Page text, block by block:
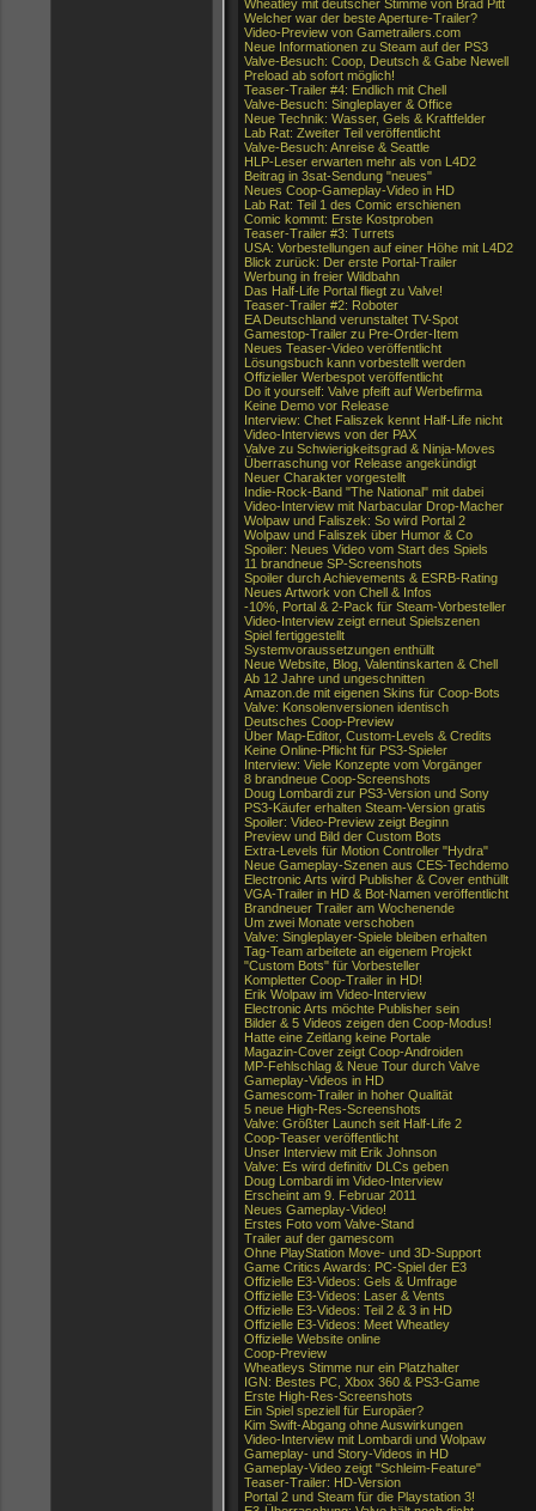
Wheatley mit deutscher Stimme von Brad Pitt
Welcher war der beste Aperture-Trailer?
Video-Preview von Gametrailers.com
Neue Informationen zu Steam auf der PS3
Valve-Besuch: Coop, Deutsch & Gabe Newell
Preload ab sofort möglich!
Teaser-Trailer #4: Endlich mit Chell
Valve-Besuch: Singleplayer & Office
Neue Technik: Wasser, Gels & Kraftfelder
Lab Rat: Zweiter Teil veröffentlicht
Valve-Besuch: Anreise & Seattle
HLP-Leser erwarten mehr als von L4D2
Beitrag in 3sat-Sendung "neues"
Neues Coop-Gameplay-Video in HD
Lab Rat: Teil 1 des Comic erschienen
Comic kommt: Erste Kostproben
Teaser-Trailer #3: Turrets
USA: Vorbestellungen auf einer Höhe mit L4D2
Blick zurück: Der erste Portal-Trailer
Werbung in freier Wildbahn
Das Half-Life Portal fliegt zu Valve!
Teaser-Trailer #2: Roboter
EA Deutschland verunstaltet TV-Spot
Gamestop-Trailer zu Pre-Order-Item
Neues Teaser-Video veröffentlicht
Lösungsbuch kann vorbestellt werden
Offizieller Werbespot veröffentlicht
Do it yourself: Valve pfeift auf Werbefirma
Keine Demo vor Release
Interview: Chet Faliszek kennt Half-Life nicht
Video-Interviews von der PAX
Valve zu Schwierigkeitsgrad & Ninja-Moves
Überraschung vor Release angekündigt
Neuer Charakter vorgestellt
Indie-Rock-Band "The National" mit dabei
Video-Interview mit Narbacular Drop-Macher
Wolpaw und Faliszek: So wird Portal 2
Wolpaw und Faliszek über Humor & Co
Spoiler: Neues Video vom Start des Spiels
11 brandneue SP-Screenshots
Spoiler durch Achievements & ESRB-Rating
Neues Artwork von Chell & Infos
-10%, Portal & 2-Pack für Steam-Vorbesteller
Video-Interview zeigt erneut Spielszenen
Spiel fertiggestellt
Systemvoraussetzungen enthüllt
Neue Website, Blog, Valentinskarten & Chell
Ab 12 Jahre und ungeschnitten
Amazon.de mit eigenen Skins für Coop-Bots
Valve: Konsolenversionen identisch
Deutsches Coop-Preview
Über Map-Editor, Custom-Levels & Credits
Keine Online-Pflicht für PS3-Spieler
Interview: Viele Konzepte vom Vorgänger
8 brandneue Coop-Screenshots
Doug Lombardi zur PS3-Version und Sony
PS3-Käufer erhalten Steam-Version gratis
Spoiler: Video-Preview zeigt Beginn
Preview und Bild der Custom Bots
Extra-Levels für Motion Controller "Hydra"
Neue Gameplay-Szenen aus CES-Techdemo
Electronic Arts wird Publisher & Cover enthüllt
VGA-Trailer in HD & Bot-Namen veröffentlicht
Brandneuer Trailer am Wochenende
Um zwei Monate verschoben
Valve: Singleplayer-Spiele bleiben erhalten
Tag-Team arbeitete an eigenem Projekt
"Custom Bots" für Vorbesteller
Kompletter Coop-Trailer in HD!
Erik Wolpaw im Video-Interview
Electronic Arts möchte Publisher sein
Bilder & 5 Videos zeigen den Coop-Modus!
Hatte eine Zeitlang keine Portale
Magazin-Cover zeigt Coop-Androiden
MP-Fehlschlag & Neue Tour durch Valve
Gameplay-Videos in HD
Gamescom-Trailer in hoher Qualität
5 neue High-Res-Screenshots
Valve: Größter Launch seit Half-Life 2
Coop-Teaser veröffentlicht
Unser Interview mit Erik Johnson
Valve: Es wird definitiv DLCs geben
Doug Lombardi im Video-Interview
Erscheint am 9. Februar 2011
Neues Gameplay-Video!
Erstes Foto vom Valve-Stand
Trailer auf der gamescom
Ohne PlayStation Move- und 3D-Support
Game Critics Awards: PC-Spiel der E3
Offizielle E3-Videos: Gels & Umfrage
Offizielle E3-Videos: Laser & Vents
Offizielle E3-Videos: Teil 2 & 3 in HD
Offizielle E3-Videos: Meet Wheatley
Offizielle Website online
Coop-Preview
Wheatleys Stimme nur ein Platzhalter
IGN: Bestes PC, Xbox 360 & PS3-Game
Erste High-Res-Screenshots
Ein Spiel speziell für Europäer?
Kim Swift-Abgang ohne Auswirkungen
Video-Interview mit Lombardi und Wolpaw
Gameplay- und Story-Videos in HD
Gameplay-Video zeigt "Schleim-Feature"
Teaser-Trailer: HD-Version
Portal 2 und Steam für die Playstation 3!